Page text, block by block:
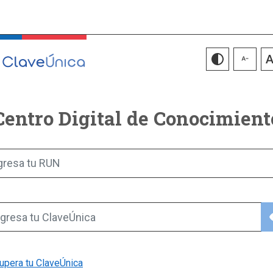
Digital de
tu RUN
tu ClaveÚnica
tu ClaveÚnica